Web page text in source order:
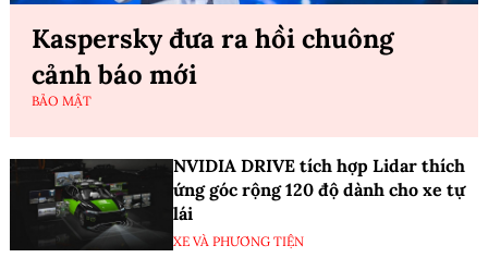
Kaspersky đưa ra hồi chuông
cảnh báo mới
BẢO MẬT
NVIDIA DRIVE tích hợp Lidar thích
ứng góc rộng 120 độ dành cho xe tự
lái
XE VÀ PHƯƠNG TIỆN